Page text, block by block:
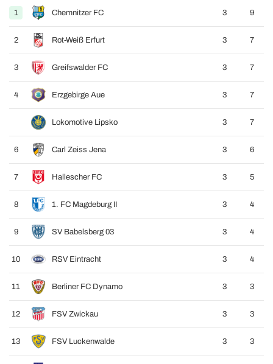
1 Chemnitzer FC 3 9
2 Rot-Weiß Erfurt 3 7
3 Greifswalder FC 3 7
4 Erzgebirge Aue 3 7
Lokomotive Lipsko 3 7
6 Carl Zeiss Jena 3 6
7 Hallescher FC 3 5
8 1. FC Magdeburg II 3 4
9 SV Babelsberg 03 3 4
10 RSV Eintracht 3 4
11 Berliner FC Dynamo 3 3
12 FSV Zwickau 3 3
13 FSV Luckenwalde 3 3